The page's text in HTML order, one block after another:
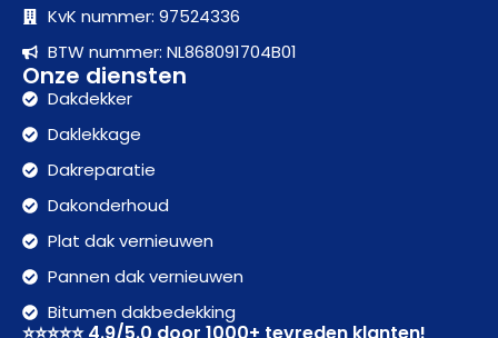
KvK nummer: 97524336
BTW nummer: NL868091704B01
Onze diensten
Dakdekker
Daklekkage
Dakreparatie
Dakonderhoud
Plat dak vernieuwen
Pannen dak vernieuwen
Bitumen dakbedekking